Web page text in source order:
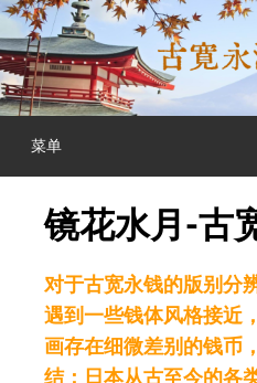
跳
至
正
文
菜单
镜花水月-古
对于古宽永钱的版别分
遇到一些钱体风格接近
画存在细微差别的钱币
结；日本从古至今的各